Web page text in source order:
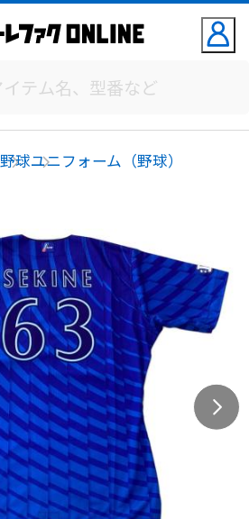
野球ユニフォーム（野球）